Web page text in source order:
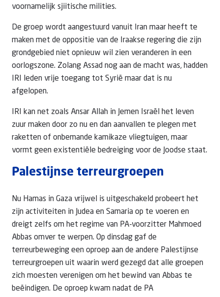
voornamelijk sjiitische milities.
De groep wordt aangestuurd vanuit Iran maar heeft te
maken met de oppositie van de Iraakse regering die zijn
grondgebied niet opnieuw wil zien veranderen in een
oorlogszone. Zolang Assad nog aan de macht was, hadden
IRI leden vrije toegang tot Syrië maar dat is nu
afgelopen.
IRI kan net zoals Ansar Allah in Jemen Israël het leven
zuur maken door zo nu en dan aanvallen te plegen met
raketten of onbemande kamikaze vliegtuigen, maar
vormt geen existentiële bedreiging voor de Joodse staat.
Palestijnse terreurgroepen
Nu Hamas in Gaza vrijwel is uitgeschakeld probeert het
zijn activiteiten in Judea en Samaria op te voeren en
dreigt zelfs om het regime van PA-voorzitter Mahmoed
Abbas omver te werpen. Op dinsdag gaf de
terreurbeweging een oproep aan de andere Palestijnse
terreurgroepen uit waarin werd gezegd dat alle groepen
zich moesten verenigen om het bewind van Abbas te
beëindigen. De oproep kwam nadat de PA